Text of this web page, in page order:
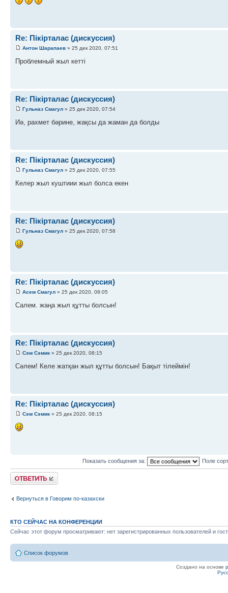
Re: Пікірталас (дискуссия)
Антон Шарапаев » 25 дек 2020, 07:51
Проблемный жыл кетті
Re: Пікірталас (дискуссия)
Гульназ Смагул » 25 дек 2020, 07:54
Иә, рахмет бәрине, жақсы да жаман да болды
Re: Пікірталас (дискуссия)
Гульназ Смагул » 25 дек 2020, 07:55
Келер жыл куштиии жыл болса екен
Re: Пікірталас (дискуссия)
Гульназ Смагул » 25 дек 2020, 07:58
Re: Пікірталас (дискуссия)
Асем Смагул » 25 дек 2020, 08:05
Салем. жаңа жыл құтты болсын!
Re: Пікірталас (дискуссия)
Сэм Сэмик » 25 дек 2020, 08:15
Сәлем! Келе жатқан жыл құтты болсын! Бақыт тілеймін!
Re: Пікірталас (дискуссия)
Сэм Сэмик » 25 дек 2020, 08:15
Показать сообщения за: Поле
Ответить
Вернуться в Говорим по-казахски
КТО СЕЙЧАС НА КОНФЕРЕНЦИИ
Сейчас этот форум просматривают: нет зарегистрированных пользователей и
Список форумов
Создано на основе